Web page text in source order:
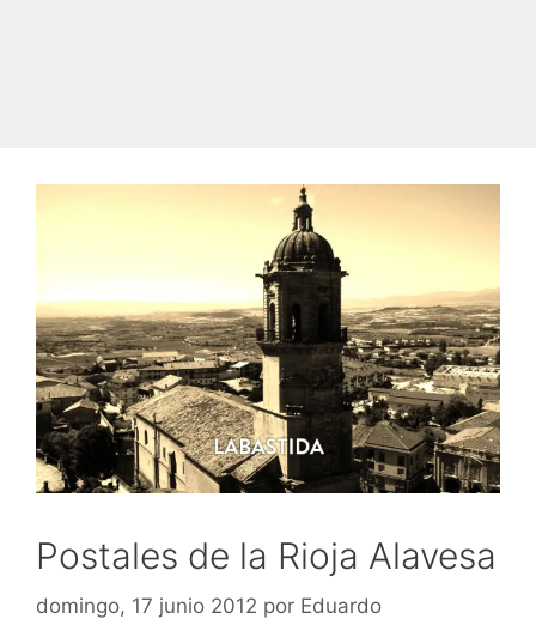
Postales de la Rioja Alavesa
domingo, 17 junio 2012 por Eduardo